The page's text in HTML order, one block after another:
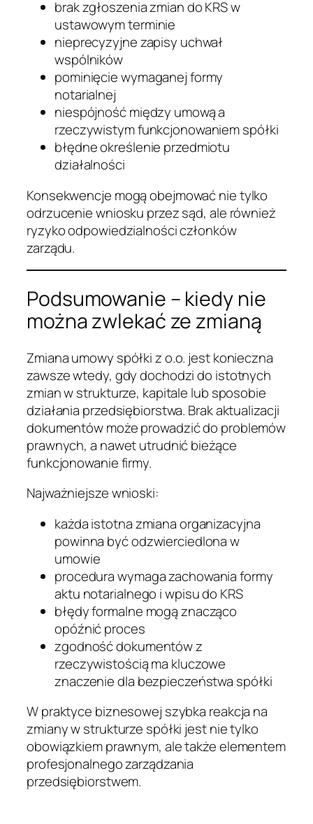
brak zgłoszenia zmian do KRS w
ustawowym terminie
nieprecyzyjne zapisy uchwał
wspólników
pominięcie wymaganej formy
notarialnej
niespójność między umową a
rzeczywistym funkcjonowaniem spółki
błędne określenie przedmiotu
działalności
Konsekwencje mogą obejmować nie tylko
odrzucenie wniosku przez sąd, ale również
ryzyko odpowiedzialności członków
zarządu.
Podsumowanie – kiedy nie
można zwlekać ze zmianą
Zmiana umowy spółki z o.o. jest konieczna
zawsze wtedy, gdy dochodzi do istotnych
zmian w strukturze, kapitale lub sposobie
działania przedsiębiorstwa. Brak aktualizacji
dokumentów może prowadzić do problemów
prawnych, a nawet utrudnić bieżące
funkcjonowanie firmy.
Najważniejsze wnioski:
każda istotna zmiana organizacyjna
powinna być odzwierciedlona w
umowie
procedura wymaga zachowania formy
aktu notarialnego i wpisu do KRS
błędy formalne mogą znacząco
opóźnić proces
zgodność dokumentów z
rzeczywistością ma kluczowe
znaczenie dla bezpieczeństwa spółki
W praktyce biznesowej szybka reakcja na
zmiany w strukturze spółki jest nie tylko
obowiązkiem prawnym, ale także elementem
profesjonalnego zarządzania
przedsiębiorstwem.